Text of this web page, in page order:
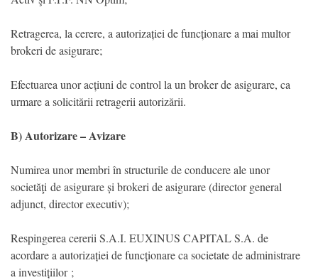
Retragerea, la cerere, a autorizației de funcționare a mai multor
brokeri de asigurare;
Efectuarea unor acțiuni de control la un broker de asigurare, ca
urmare a solicitării retragerii autorizării.
B) Autorizare – Avizare
Numirea unor membri în structurile de conducere ale unor
societăţi de asigurare și brokeri de asigurare (director general
adjunct, director executiv);
Respingerea cererii S.A.I. EUXINUS CAPITAL S.A. de
acordare a autorizației de funcționare ca societate de administrare
a investițiilor ;